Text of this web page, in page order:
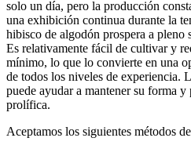
solo un día, pero la producción
una exhibición continua durante la
hibisco de algodón prospera a pleno
Es relativamente fácil de cultivar y
mínimo, lo que lo convierte en una
de todos los niveles de experiencia.
puede ayudar a mantener su forma
prolífica.
Aceptamos los siguientes métodos